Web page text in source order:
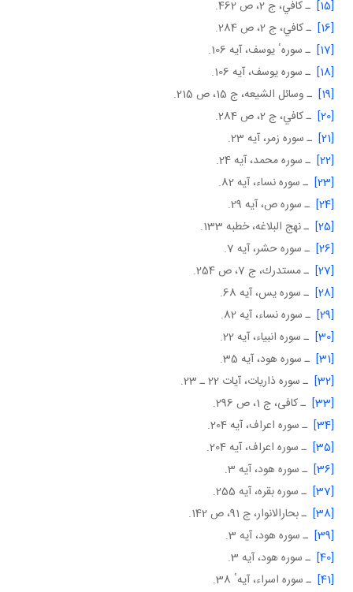
[15]
ـ كافي، ج 2، ص 462.
[16]
ـ كافي، ج 2، ص 284.
[17]
ـ سورهٴ يوسف، آيه 106.
[18]
ـ سوره يوسف، آيه 106.
[19]
ـ وسائل الشيعه، ج 15، ص 215.
[20]
ـ كافي، ج 2، ص 284.
[21]
ـ سوره زمر، آيه 23.
[22]
ـ سوره محمد، آيه 24.
[23]
ـ سوره نساء، آيه 82.
[24]
ـ سوره ص، آيه 29.
[25]
ـ نهج البلاغه، خطبه 133.
[26]
ـ سوره حشر، آيه 7.
[27]
ـ مستدرك، ج 7، ص 254.
[28]
ـ سوره يس، آيه 68.
[29]
ـ سوره نساء، آيه 82.
[30]
ـ سوره انبياء، آيه 22.
[31]
ـ سوره هود، آيه 35.
[32]
ـ سوره ذاريات، آيات 22 ـ 23.
[33]
ـ كافى، ج 1، ص 296.
[34]
ـ سوره اعراف، آيه 204.
[35]
ـ سوره اعراف، آيه 204.
[36]
ـ سوره هود، آيه 3.
[37]
ـ سوره بقره، آيه 255.
[38]
ـ بحارالانوار، ج 91، ص 142.
[39]
ـ سوره هود، آيه 3.
[40]
ـ سوره هود، آيه 3.
[41]
ـ سوره اسراء، آيهٴ 38.